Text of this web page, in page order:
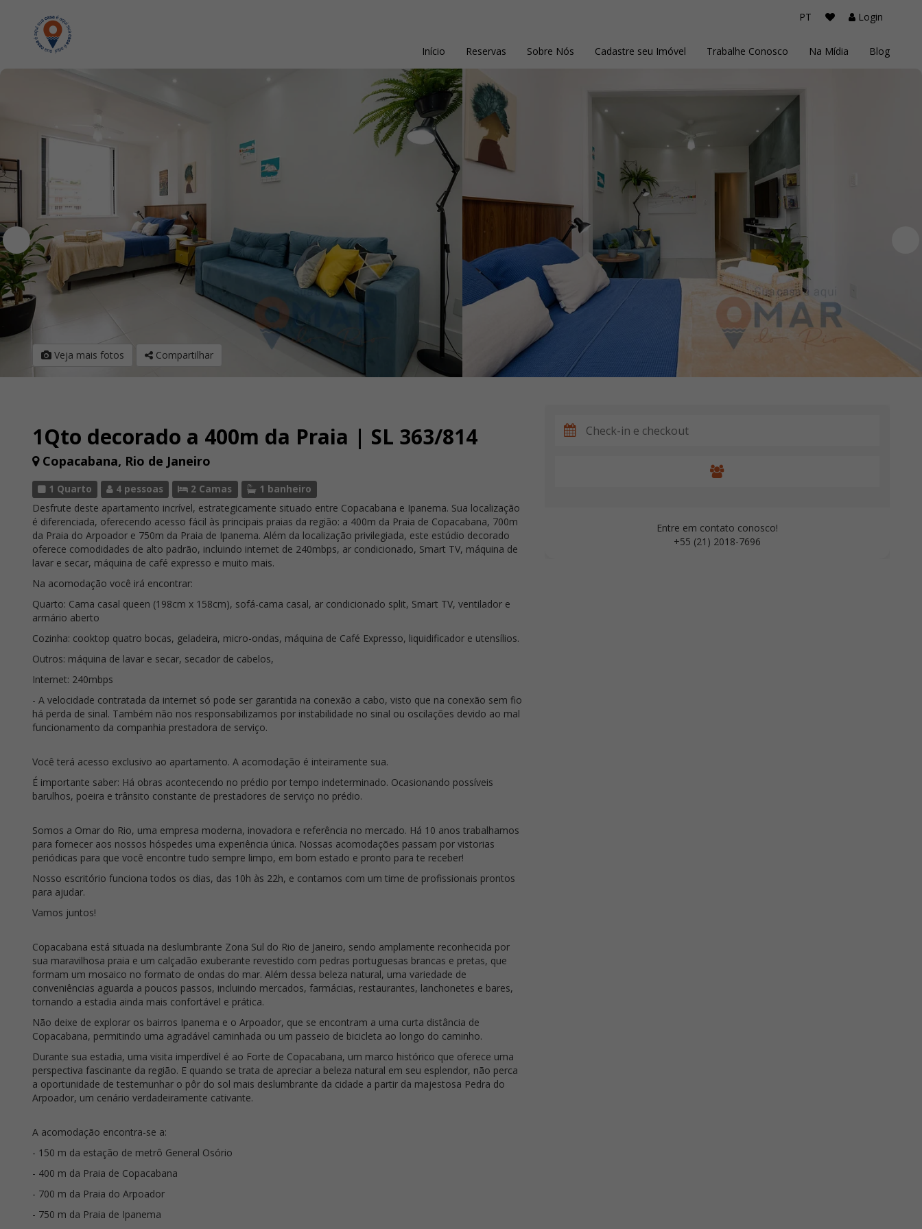
PT Login
Início Reservas Sobre Nós Cadastre seu Imóvel Trabalhe Conosco Na Mídia Blog
Veja mais fotos Compartilhar
1Qto decorado a 400m da Praia | SL 363/814
Copacabana, Rio de Janeiro
1 Quarto 4 pessoas 2 Camas 1 banheiro
Desfrute deste apartamento incrível, estrategicamente situado entre Copacabana e Ipanema. Sua localização
é diferenciada, oferecendo acesso fácil às principais praias da região: a 400m da Praia de Copacabana, 700m
da Praia do Arpoador e 750m da Praia de Ipanema. Além da localização privilegiada, este estúdio decorado
oferece comodidades de alto padrão, incluindo internet de 240mbps, ar condicionado, Smart TV, máquina de
lavar e secar, máquina de café expresso e muito mais.
Na acomodação você irá encontrar:
Quarto: Cama casal queen (198cm x 158cm), sofá-cama casal, ar condicionado split, Smart TV, ventilador e
armário aberto
Cozinha: cooktop quatro bocas, geladeira, micro-ondas, máquina de Café Expresso, liquidificador e utensílios.
Outros: máquina de lavar e secar, secador de cabelos,
Internet: 240mbps
- A velocidade contratada da internet só pode ser garantida na conexão a cabo, visto que na conexão sem fio
há perda de sinal. Também não nos responsabilizamos por instabilidade no sinal ou oscilações devido ao mal
funcionamento da companhia prestadora de serviço.
Você terá acesso exclusivo ao apartamento. A acomodação é inteiramente sua.
É importante saber: Há obras acontecendo no prédio por tempo indeterminado. Ocasionando possíveis
barulhos, poeira e trânsito constante de prestadores de serviço no prédio.
Somos a Omar do Rio, uma empresa moderna, inovadora e referência no mercado. Há 10 anos trabalhamos
para fornecer aos nossos hóspedes uma experiência única. Nossas acomodações passam por vistorias
periódicas para que você encontre tudo sempre limpo, em bom estado e pronto para te receber!
Nosso escritório funciona todos os dias, das 10h às 22h, e contamos com um time de profissionais prontos
para ajudar.
Vamos juntos!
Copacabana está situada na deslumbrante Zona Sul do Rio de Janeiro, sendo amplamente reconhecida por
sua maravilhosa praia e um calçadão exuberante revestido com pedras portuguesas brancas e pretas, que
formam um mosaico no formato de ondas do mar. Além dessa beleza natural, uma variedade de
conveniências aguarda a poucos passos, incluindo mercados, farmácias, restaurantes, lanchonetes e bares,
tornando a estadia ainda mais confortável e prática.
Não deixe de explorar os bairros Ipanema e o Arpoador, que se encontram a uma curta distância de
Copacabana, permitindo uma agradável caminhada ou um passeio de bicicleta ao longo do caminho.
Durante sua estadia, uma visita imperdível é ao Forte de Copacabana, um marco histórico que oferece uma
perspectiva fascinante da região. E quando se trata de apreciar a beleza natural em seu esplendor, não perca
a oportunidade de testemunhar o pôr do sol mais deslumbrante da cidade a partir da majestosa Pedra do
Arpoador, um cenário verdadeiramente cativante.
A acomodação encontra-se a:
- 150 m da estação de metrô General Osório
- 400 m da Praia de Copacabana
- 700 m da Praia do Arpoador
- 750 m da Praia de Ipanema
Entre em contato conosco!
+55 (21) 2018-7696